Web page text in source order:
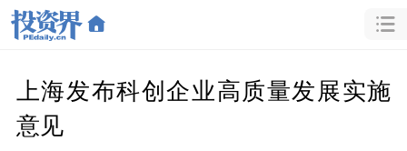
上海发布科创企业高质量发展实施
意见